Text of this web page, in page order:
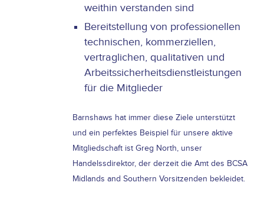
weithin verstanden sind
Bereitstellung von professionellen
technischen, kommerziellen,
vertraglichen, qualitativen und
Arbeitssicherheitsdienstleistungen
für die Mitglieder
Barnshaws hat immer diese Ziele unterstützt
und ein perfektes Beispiel für unsere aktive
Mitgliedschaft ist Greg North, unser
Handelssdirektor, der derzeit die Amt des BCSA
Midlands and Southern Vorsitzenden bekleidet.